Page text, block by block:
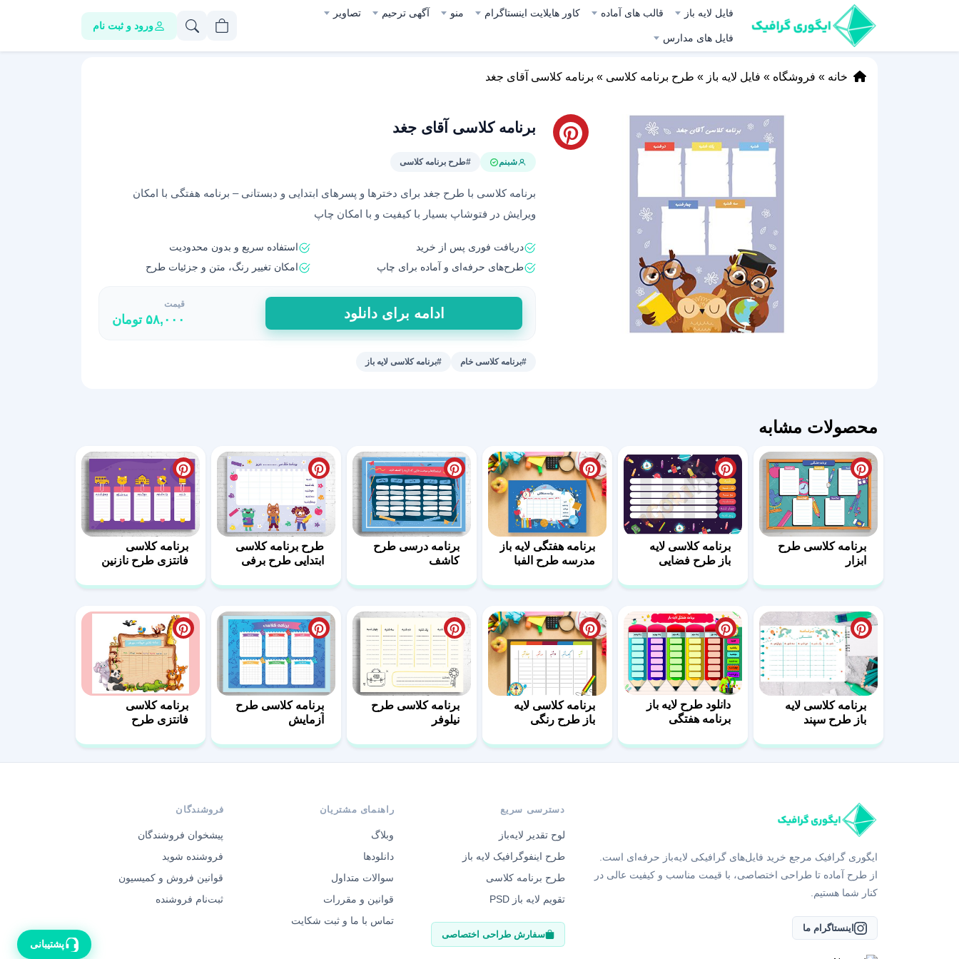
فایل لایه باز قالب های آماده کاور هایلایت اینستاگرام منو آگهی ترحیم تصاویر
فایل های مدارس
ورود و ثبت نام
خانه » فروشگاه » فایل لایه باز » طرح برنامه کلاسی » برنامه کلاسی آقای جغد
برنامه کلاسی آقای جغد
شبنم #طرح برنامه کلاسی
برنامه کلاسی با طرح جغد برای دخترها و پسرهای ابتدایی و دبستانی – برنامه هفتگی با امکان
ویرایش در فتوشاپ بسیار با کیفیت و با امکان چاپ
دریافت فوری پس از خرید
استفاده سریع و بدون محدودیت
طرح‌های حرفه‌ای و آماده برای چاپ
امکان تغییر رنگ، متن و جزئیات طرح
برنامه
کلاسی
آقای
جغد
ادامه برای دانلود
قیمت
۵۸,۰۰۰ تومان
#برنامه کلاسی خام #برنامه کلاسی لایه باز
محصولات مشابه
برنامه کلاسی طرح
ابزار
برنامه کلاسی لایه
باز طرح فضایی
برنامه هفتگی لایه باز
مدرسه طرح الفبا
برنامه درسی طرح
کاشف
طرح برنامه کلاسی
ابتدایی طرح برفی
برنامه کلاسی
فانتزی طرح نازنین
برنامه کلاسی لایه
باز طرح سپند
دانلود طرح لایه باز
برنامه هفتگی
برنامه کلاسی لایه
باز طرح رنگی
برنامه کلاسی طرح
نیلوفر
برنامه کلاسی طرح
آزمایش
برنامه کلاسی
فانتزی طرح
ایگوری گرافیک مرجع خرید فایل‌های گرافیکی لایه‌باز حرفه‌ای است.
از طرح آماده تا طراحی اختصاصی، با قیمت مناسب و کیفیت عالی در
کنار شما هستیم.
اینستاگرام ما
دسترسی سریع
لوح تقدیر لایه‌باز
طرح اینفوگرافیک لایه باز
طرح برنامه کلاسی
تقویم لایه باز PSD
سفارش طراحی اختصاصی
راهنمای مشتریان
وبلاگ
دانلودها
سوالات متداول
قوانین و مقررات
تماس با ما و ثبت شکایت
فروشندگان
پیشخوان فروشندگان
فروشنده شوید
قوانین فروش و کمیسیون
ثبت‌نام فروشنده
پشتیبانی